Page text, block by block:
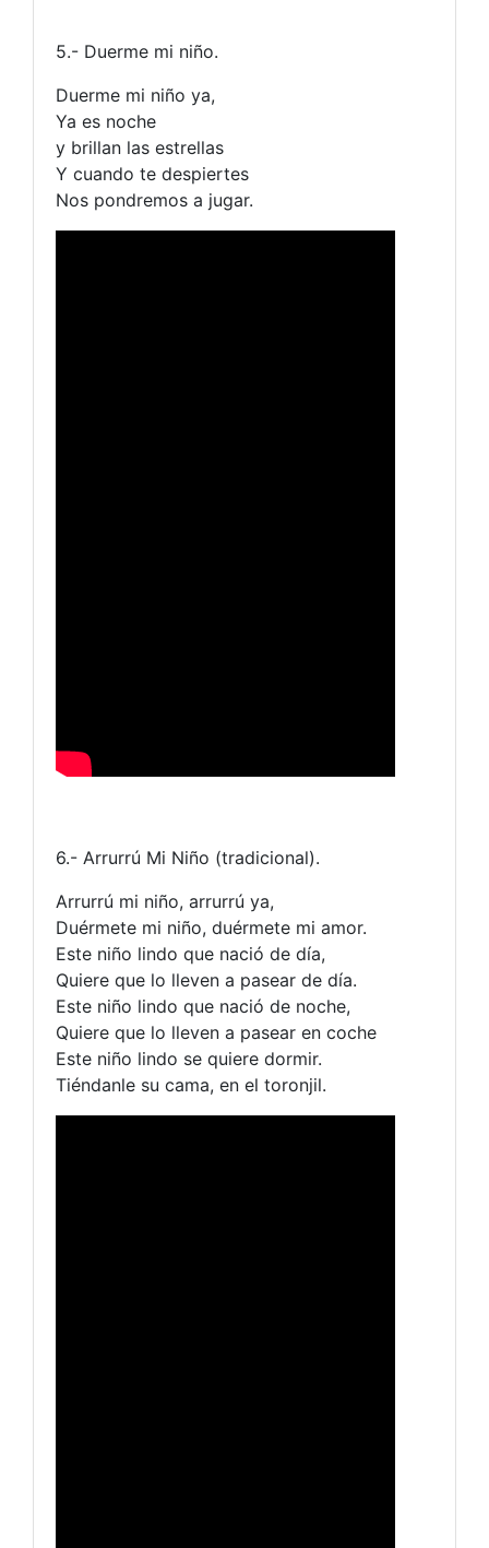
5.- Duerme mi niño.
Duerme mi niño ya,
Ya es noche
y brillan las estrellas
Y cuando te despiertes
Nos pondremos a jugar.
6.- Arrurrú Mi Niño (tradicional).
Arrurrú mi niño, arrurrú ya,
Duérmete mi niño, duérmete mi amor.
Este niño lindo que nació de día,
Quiere que lo lleven a pasear de día.
Este niño lindo que nació de noche,
Quiere que lo lleven a pasear en coche
Este niño lindo se quiere dormir.
Tiéndanle su cama, en el toronjil.